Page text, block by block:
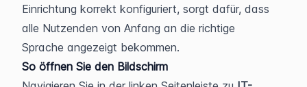
Einrichtung korrekt konfiguriert, sorgt dafür, dass
alle Nutzenden von Anfang an die richtige
Sprache angezeigt bekommen.
So öffnen Sie den Bildschirm